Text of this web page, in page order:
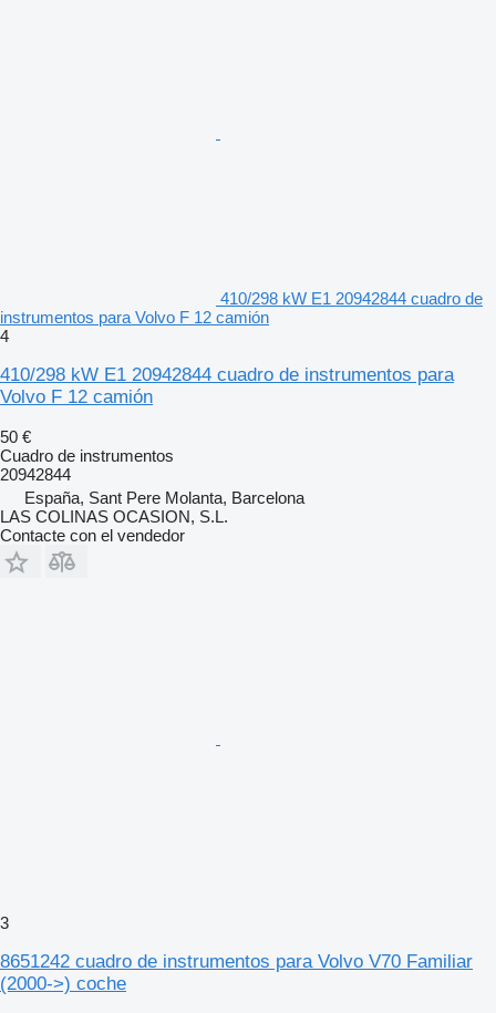
410/298 kW E1 20942844 cuadro de
instrumentos para Volvo F 12 camión
4
410/298 kW E1 20942844 cuadro de instrumentos para
Volvo F 12 camión
50 €
Cuadro de instrumentos
20942844
España, Sant Pere Molanta, Barcelona
LAS COLINAS OCASION, S.L.
Contacte con el vendedor
3
8651242 cuadro de instrumentos para Volvo V70 Familiar
(2000->) coche